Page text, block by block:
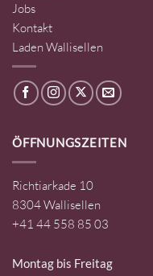
Jobs
Kontakt
Laden Wallisellen
ÖFFNUNGSZEITEN
Richtiarkade 10
8304 Wallisellen
+41 44 558 85 03
Montag bis Freitag